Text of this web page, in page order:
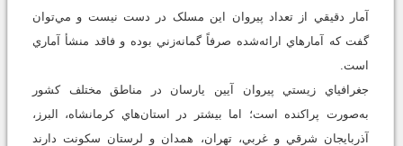
آمار دقيقي از تعداد پيروان اين مسلک در دست نيست و مي‌توان
گفت که آمارهاي ارائه‌شده صرفاً گمانه‌زني بوده و فاقد منشأ آماري
است.
جغرافياي زيستي پيروان آيين يارسان در مناطق مختلف کشور
به‌صورت پراکنده است؛ اما بيشتر در استان‌هاي کرمانشاه، البرز،
آذربايجان شرقي و غربي، تهران، همدان و لرستان سکونت دارند